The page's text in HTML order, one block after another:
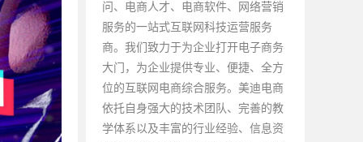
问、电商人才、电商软件、网络营销
服务的一站式互联网科技运营服务
商。我们致力于为企业打开电子商务
大门，为企业提供专业、便捷、全方
位的互联网电商综合服务。美迪电商
依托自身强大的技术团队、完善的教
学体系以及丰富的行业经验、信息资